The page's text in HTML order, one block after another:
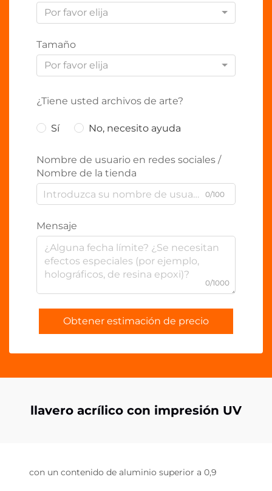
Por favor elija
Tamaño
Por favor elija
¿Tiene usted archivos de arte?
Sí No, necesito ayuda
Nombre de usuario en redes sociales /
Nombre de la tienda
0/100
Mensaje
0/1000
Obtener estimación de precio
llavero acrílico con impresión UV
con un contenido de aluminio superior a 0,9